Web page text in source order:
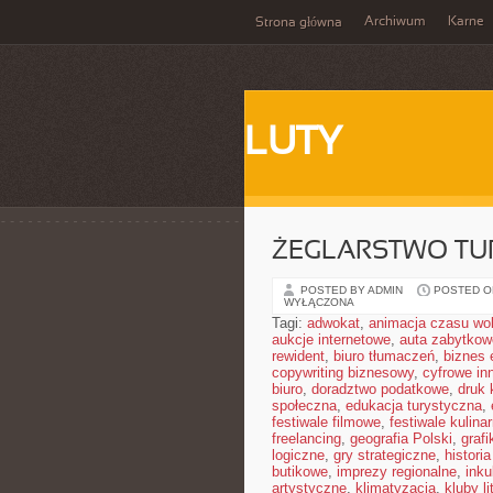
Strona główna Archiwum Karne
LUTY
ŻEGLARSTWO
POSTED BY ADMIN POSTED
WYŁĄCZONA
Tagi: adwokat, animacja czasu
aukcje internetowe, auta
rewident, biuro tłumaczeń, biznes
copywriting biznesowy, cyfrowe
biuro, doradztwo podatkowe, druk
społeczna, edukacja turystyczna,
festiwale filmowe, festiwale
freelancing, geografia Polski,
logiczne, gry strategiczne,
butikowe, imprezy regionalne,
artystyczne, klimatyzacja, kluby